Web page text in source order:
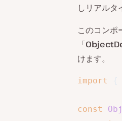
しリアルタ
このコンポ
「
けます。
import
const